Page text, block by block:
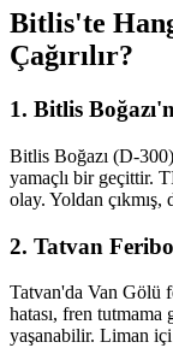
Bitlis'te
Çağırılır?
1. Bitlis
Bitlis Boğazı (D-
yamaçlı bir geçittir.
olay. Yoldan çıkmış,
2. Tatvan
Tatvan'da Van Gölü
hatası, fren tutmama
yaşanabilir. Liman